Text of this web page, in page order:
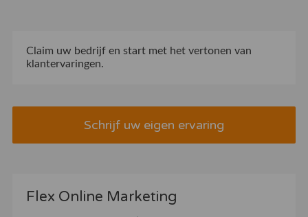
Claim uw bedrijfen start met het vertonen van
klantervaringen.
Schrijf uw eigen ervaring
Flex Online Marketing